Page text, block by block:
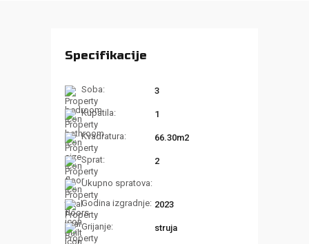
Specifikacije
Soba: 3
Kupatila: 1
Kvadratura: 66.30m2
Sprat: 2
Ukupno spratova:
Godina izgradnje: 2023
Grijanje: struja